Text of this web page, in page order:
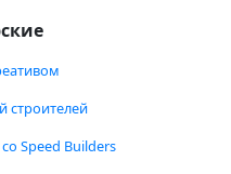
строителей
Speed Builders